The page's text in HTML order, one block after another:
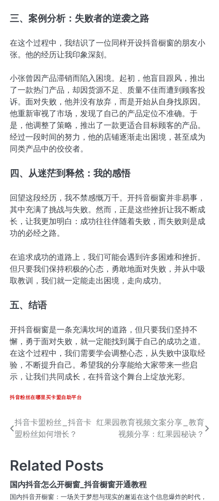
三、案例分析：失败者的逆袭之路
在这个过程中，我结识了一位同样开设抖音橱窗的朋友小
张。他的经历让我印象深刻。
小张曾因产品滞销而陷入困境。起初，他盲目跟风，推出
了一款热门产品，却因货源不足、质量不佳而遭到顾客投
诉。面对失败，他并没有放弃，而是开始从自身找原因。
他重新审视了市场，发现了自己的产品定位不准确。于
是，他调整了策略，推出了一款更适合目标顾客的产品。
经过一段时间的努力，他的店铺逐渐走出困境，甚至成为
同类产品中的佼佼者。
四、从迷茫到释然：我的感悟
回望这段经历，我不禁感慨万千。开抖音橱窗并非易事，
其中充满了挑战与失败。然而，正是这些挫折让我不断成
长，让我更加明白：成功往往伴随着失败，而失败则是成
功的必经之路。
在追求成功的道路上，我们可能会遇到许多困难和挫折。
但只要我们保持积极的心态，勇敢地面对失败，并从中吸
取教训，我们就一定能走出困境，走向成功。
五、结语
开抖音橱窗是一条充满坎坷的道路，但只要我们坚持不
懈，勇于面对失败，就一定能找到属于自己的成功之道。
在这个过程中，我们需要学会调整心态，从失败中汲取经
验，不断提升自己。希望我的分享能给大家带来一些启
示，让我们共同成长，在抖音这个舞台上绽放光彩。
抖音粉丝在哪里买卡盟自助平台
文
章
导
航
抖音卡盟粉丝_抖音卡
盟粉丝如何增长？
红果园教育视频文案分享_教育
视频分享：红果园秘诀？
Related Posts
国内抖音怎么开橱窗_抖音橱窗开通教程
国内抖音开橱窗：一场关于梦想与现实的邂逅在这个信息爆炸的时代，